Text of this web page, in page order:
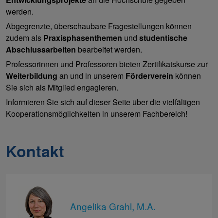
werden.
Abgegrenzte, überschaubare Fragestellungen können
zudem als Praxisphasenthemen und studentische
Abschlussarbeiten bearbeitet werden.
Professorinnen und Professoren bieten Zertifikatskurse zur
Weiterbildung an und in unserem Förderverein können
Sie sich als Mitglied engagieren.
Informieren Sie sich auf dieser Seite über die vielfältigen
Kooperationsmöglichkeiten in unserem Fachbereich!
Kontakt
Angelika Grahl, M.A.